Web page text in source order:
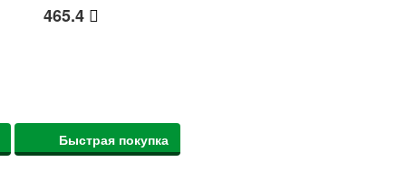
465.4
Быстрая покупка